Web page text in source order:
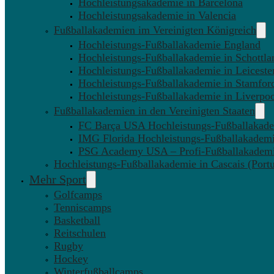
Hochleistungsakademie in Valencia
Fußballakademien im Vereinigten Königreich
Hochleistungs-Fußballakademie England
Hochleistungs-Fußballakademie in
Hochleistungs-Fußballakademie in
Hochleistungs-Fußballakademie in
Hochleistungs-Fußballakademie in
Fußballakademien in den Vereinigten Staaten
FC Barça USA Hochleistungs-
IMG Florida Hochleistungs-
PSG Academy USA – Profi-
Hochleistungs-Fußballakademie in Cascais
Mehr Sport
Golfcamps
Tenniscamps
Basketball
Reitschulen
Rugby
Hockey
Winterfußballcamps